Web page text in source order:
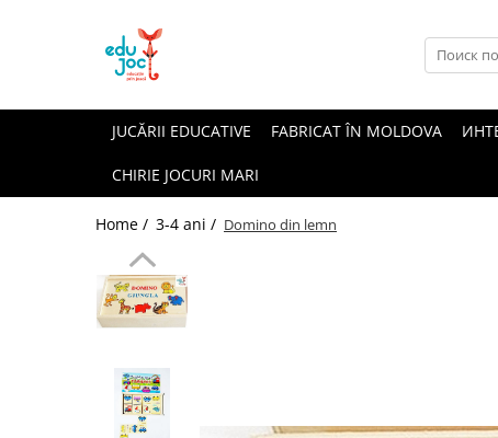
Alege Vârsta
JUCĂRII EDUCATIVE FABRICAT ÎN MOLDOVA
CHIRIE JOCURI MARI
Home / 3-4 ani / Domino din lemn